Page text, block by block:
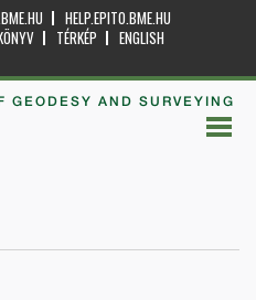
HELP.EPITO.BME.HU
TÉRKÉP
ENGLISH
GEODESY AND SURVEYING